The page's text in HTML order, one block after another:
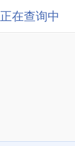
正在查询中